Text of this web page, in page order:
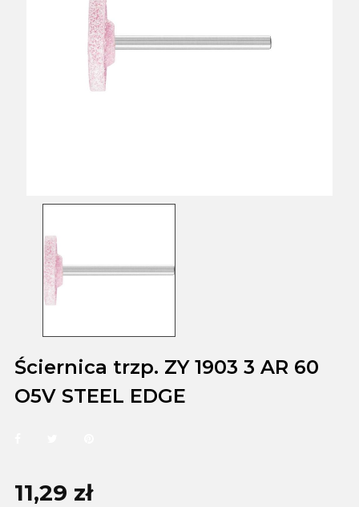
Ściernica trzp. ZY 1903 3 AR 60
O5V STEEL EDGE
11,29 zł